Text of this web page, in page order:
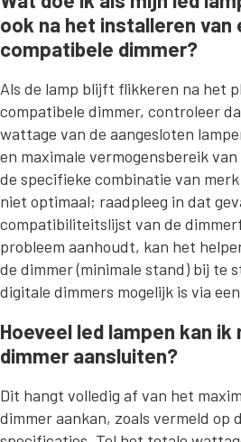
ook na het installeren van
compatibele dimmer?
Als de lamp blijft flikkeren na het
compatibele dimmer, controleer
wattage van de aangesloten
en maximale vermogensbereik
de specifieke combinatie van
niet optimaal; raadpleeg in dat
compatibiliteitslijst van de
probleem aanhoudt, kan het
de dimmer (minimale stand) bij te
digitale dimmers mogelijk is via
Hoeveel led lampen kan ik
dimmer aansluiten?
Dit hangt volledig af van het
dimmer aankan, zoals vermeld op